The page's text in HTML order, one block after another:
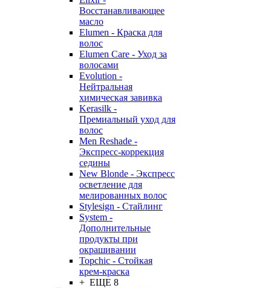
Восстанавливающее
масло
Elumen - Краска для
волос
Elumen Care - Уход за
волосами
Evolution -
Нейтральная
химическая завивка
Kerasilk -
Премиальный уход для
волос
Men Reshade -
Экспресс-коррекция
седины
New Blonde - Экспресс
осветление для
мелированных волос
Stylesign - Стайлинг
System -
Дополнительные
продукты при
окрашивании
Topchic - Стойкая
крем-краска
+ ЕЩЕ 8